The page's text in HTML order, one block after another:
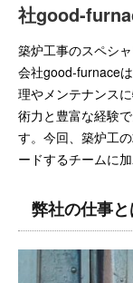
社good-
築炉工事のスペシ
会社good-furnace
理やメンテナンス
術力と豊富な経験
す。今回、築炉工
ードするチームに
弊社の仕事